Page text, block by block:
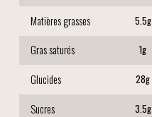
Matières grasses 5.5g
Gras saturés 1g
Glucides 28g
Sucres 3.5g